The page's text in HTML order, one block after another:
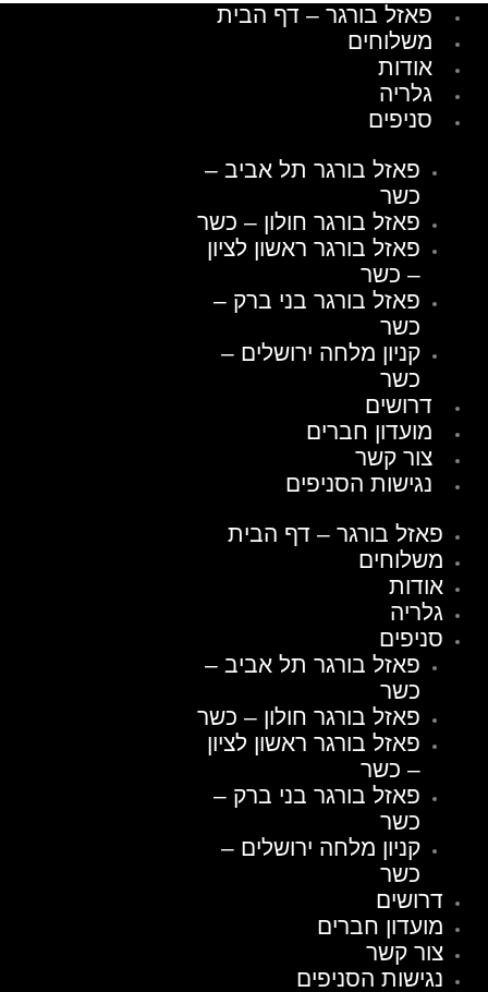
פאזל בורגר – דף הבית
משלוחים
אודות
גלריה
סניפים
פאזל בורגר תל אביב –
כשר
פאזל בורגר חולון – כשר
פאזל בורגר ראשון לציון
– כשר
פאזל בורגר בני ברק –
כשר
קניון מלחה ירושלים –
כשר
דרושים
מועדון חברים
צור קשר
נגישות הסניפים
פאזל בורגר – דף הבית
משלוחים
אודות
גלריה
סניפים
פאזל בורגר תל אביב –
כשר
פאזל בורגר חולון – כשר
פאזל בורגר ראשון לציון
– כשר
פאזל בורגר בני ברק –
כשר
קניון מלחה ירושלים –
כשר
דרושים
מועדון חברים
צור קשר
נגישות הסניפים